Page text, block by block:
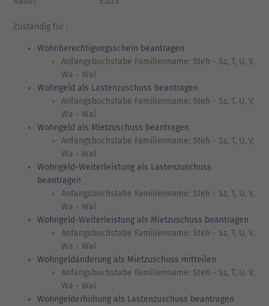
Zuständig für :
Wohnberechtigungsschein beantragen
Anfangsbuchstabe Familienname: Steh - Sz, T, U, V,
Wa - Wal
Wohngeld als Lastenzuschuss beantragen
Anfangsbuchstabe Familienname: Steh - Sz, T, U, V,
Wa - Wal
Wohngeld als Mietzuschuss beantragen
Anfangsbuchstabe Familienname: Steh - Sz, T, U, V,
Wa - Wal
Wohngeld-Weiterleistung als Lastenzuschuss
beantragen
Anfangsbuchstabe Familienname: Steh - Sz, T, U, V,
Wa - Wal
Wohngeld-Weiterleistung als Mietzuschuss beantragen
Anfangsbuchstabe Familienname: Steh - Sz, T, U, V,
Wa - Wal
Wohngeldänderung als Mietzuschuss mitteilen
Anfangsbuchstabe Familienname: Steh - Sz, T, U, V,
Wa - Wal
Wohngelderhöhung als Lastenzuschuss beantragen